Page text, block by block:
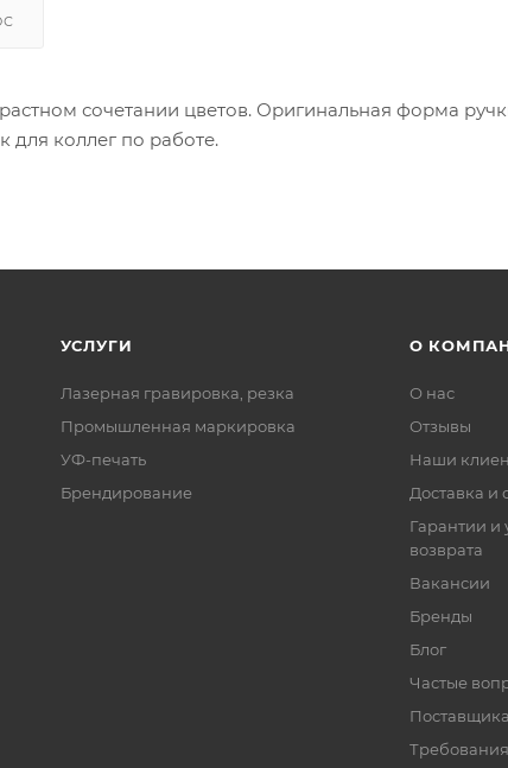
сочетании цветов. Оригинальная форма
для коллег по работе.
УСЛУГИ
Лазерная гравировка, резка
Промышленная маркировка
УФ-печать
Брендирование
О
О нас
Отзывы
Наши
Доставка и
Гарантии и
возврата
Вакансии
Бренды
Блог
Частые